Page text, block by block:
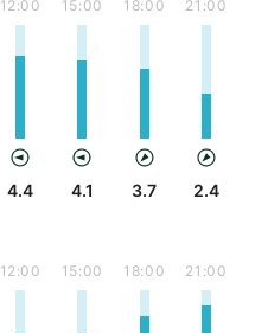
12:00
4.4
15:00
4.1
18:00
3.7
21:00
2.4
12:00 15:00 18:00 21:00